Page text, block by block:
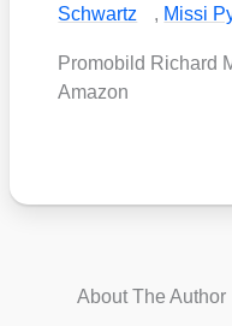
Schwartz , Mis­si
Pro­mo­bild Richard
Ama­zon
About The Author